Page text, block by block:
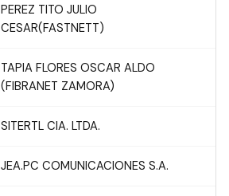
PEREZ TITO JULIO
CESAR(FASTNETT)
TAPIA FLORES OSCAR ALDO
(FIBRANET ZAMORA)
SITERTL CIA. LTDA.
JEA.PC COMUNICACIONES S.A.